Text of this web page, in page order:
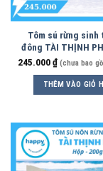
Tôm sú rừng sinh
đông TÀI THỊNH
300gr Lớn
245.000₫ (chưa bao
THÊM VÀO GIỎ